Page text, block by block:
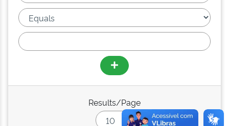
Results/Page